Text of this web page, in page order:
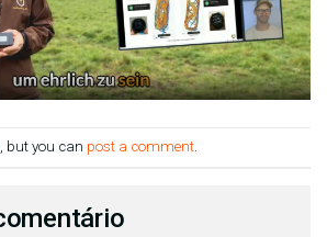
but you can post a comment.